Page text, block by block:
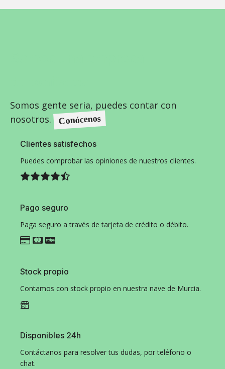
Somos gente seria, puedes contar con
nosotros. Conócenos
Clientes satisfechos
Puedes comprobar las opiniones de nuestros clientes.
Pago seguro
Paga seguro a través de tarjeta de crédito o débito.
Stock propio
Contamos con stock propio en nuestra nave de Murcia.
Disponibles 24h
Contáctanos para resolver tus dudas, por teléfono o
chat.